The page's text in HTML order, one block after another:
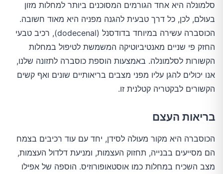
סלמונלה היא אחד הגורמים המסוכנים ביותר למחלות מזון
בעולם, לכן, כל דרך טבעית להגנה מפניה היא מאוד חשובה.
הכוסברה עשירה במיוחד בדודסנל (dodecenal), רכיב טבעי
החזק פי שניים מאנטיביוטיקה המשמשת לטיפול במחלות
הקשורות לסלמונלה. באמצעות הוספת כוסברה לתזונה שלנו,
אנו יכולים להגן עליו מפני מצבים בריאותיים שונים ואף קשים
הקשורים לבקטריה קטלנית זו.
בריאות העצם
הכוסברה היא מקור מעולה לסידן, יחד עם עוד רכיבים בצמח
הם מסייעים בבנייה, תחזוק העצמות, ומניעת דלדול העצמות,
מצב השכיח במחלות כמו אוסטאופורוזיס. הוספה של אפילו